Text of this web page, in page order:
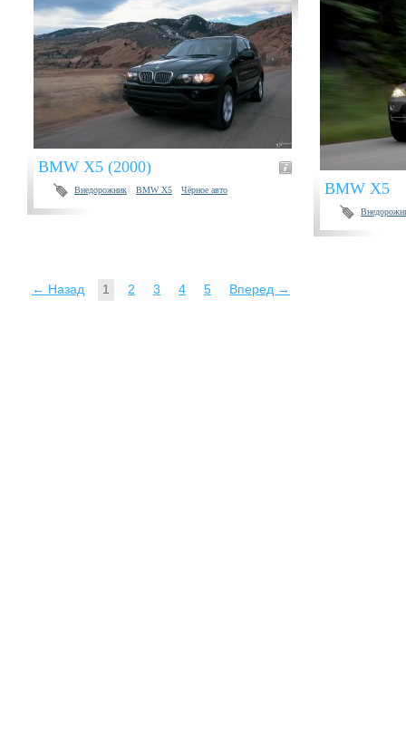
BMW X5 (2000)
Внедорожник BMW X5 Чёрное авто BMW X5
← Назад 1 2 3 4 5 Вперед →